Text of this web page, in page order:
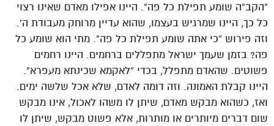
“הקב”ה שומע תפילת כל פה”. היינו אפילו מאדם שאינו רצוי
כל כך, היינו שמרגיש בעצמו, שהוא עדיין מרוחק מעבודת ה’.
וזה פירוש “כי אתה שומע תפילת כל פה”. מתי הוא שומע כל
פה? בזמן שעמך ישראל מתפללים ברחמים. היינו רחמים
פשוטים. שהאדם מתפלל, בכדי “לאקמא שכינתא מעפרא”.
היינו קבלת האמונה. וזה דומה לאדם, שלא אכל שלשה ימים.
ואז, כשהוא מבקש מאדם, שיתן לו משהו לאכול, אינו מבקש
שום דברים מיותרים או מותרות, אלא פשוט מבקש, שיתן לו